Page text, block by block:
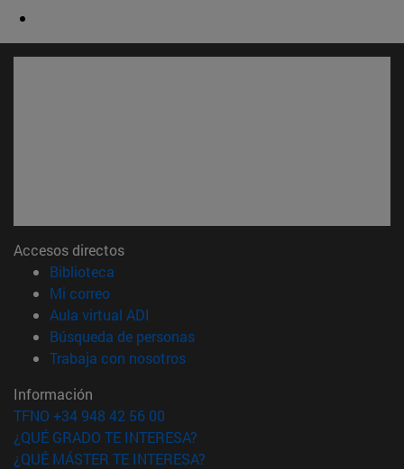
Accesos directos
Biblioteca
Mi correo(abre en nueva ventana)
Aula virtual ADI
Búsqueda de personas(abre en nueva ventana)
Trabaja con nosotros(abre en nueva ventana)
Información
TFNO +34 948 42 56 00
¿QUÉ GRADO TE INTERESA?
¿QUÉ MÁSTER TE INTERESA?